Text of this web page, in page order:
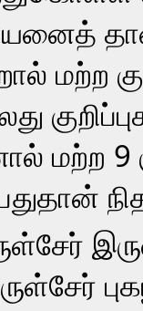
மற்ற
மற்ற 9